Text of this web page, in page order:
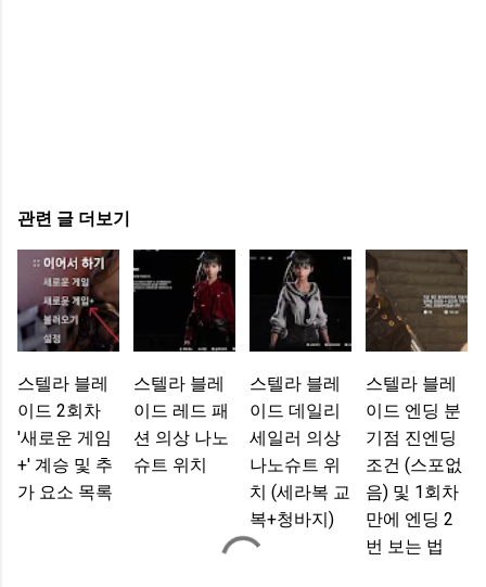
관련 글 더보기
스텔라 블레
이드 2회차
'새로운 게임
+' 계승 및 추
가 요소 목록
스텔라 블레
이드 레드 패
션 의상 나노
슈트 위치
스텔라 블레
이드 데일리
세일러 의상
나노슈트 위
치 (세라복 교
복+청바지)
스텔라 블레
이드 엔딩 분
기점 진엔딩
조건 (스포없
음) 및 1회차
만에 엔딩 2
번 보는 법